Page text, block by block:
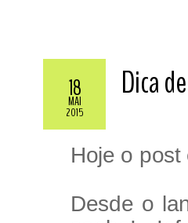
18
MAI
2015
Dica
Hoje o
Desde o